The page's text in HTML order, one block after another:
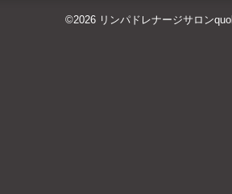
©2026 リンパドレナージサロンquol